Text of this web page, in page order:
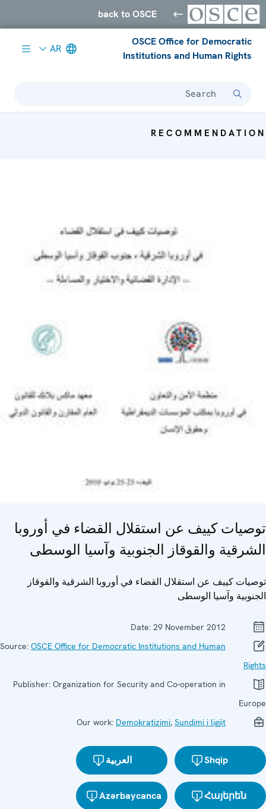
back to OSCE
OSCE Office for Democratic
Institutions and Human Rights
AR
Search
RECOMMENDATION
توصيات كييف عن استقلال القضاء في أوروبا
الشرقية والقوقاز الجنوبية وآسيا الوسطى
توصيات كييف عن استقلال القضاء في أوروبا الشرقية والقوقاز
الجنوبية وآسيا الوسطى
29 November 2012
OSCE Office for Democratic Institutions and Human
Rights
Organization for Security and Co-operation in
Europe
Demokratizimi, Sundimi i ligjit
Shqip العربية
Հայերեն
Azərbaycanca